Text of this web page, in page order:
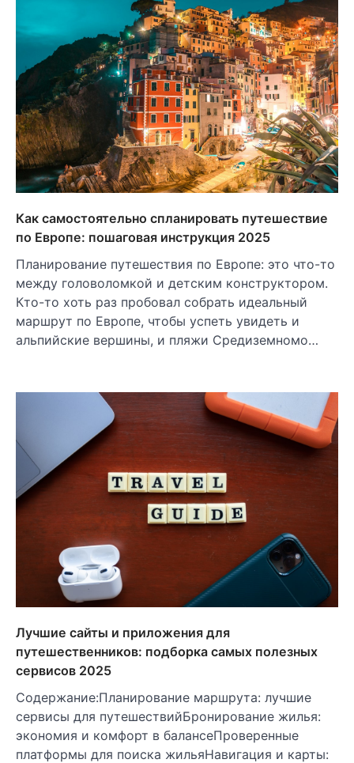
Как самостоятельно спланировать путешествие
по Европе: пошаговая инструкция 2025
Планирование путешествия по Европе: это что-то
между головоломкой и детским конструктором.
Кто-то хоть раз пробовал собрать идеальный
маршрут по Европе, чтобы успеть увидеть и
альпийские вершины, и пляжи Средиземномо…
Лучшие сайты и приложения для
путешественников: подборка самых полезных
сервисов 2025
Содержание:Планирование маршрута: лучшие
сервисы для путешествийБронирование жилья:
экономия и комфорт в балансеПроверенные
платформы для поиска жильяНавигация и карты: